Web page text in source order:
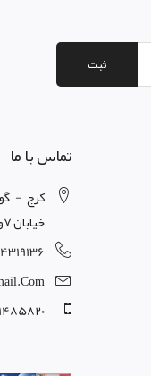
ثبت
تماس با ما
کرج -
خیابان 7و8 - لوازم خانگی آذری
_ 09124485820